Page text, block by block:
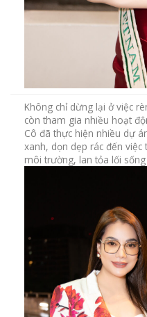
Không chỉ dừng lại ở việc
còn tham gia nhiều hoạt
Cô đã thực hiện nhiều dự
xanh, dọn dẹp rác đến
môi trường, lan tỏa lối